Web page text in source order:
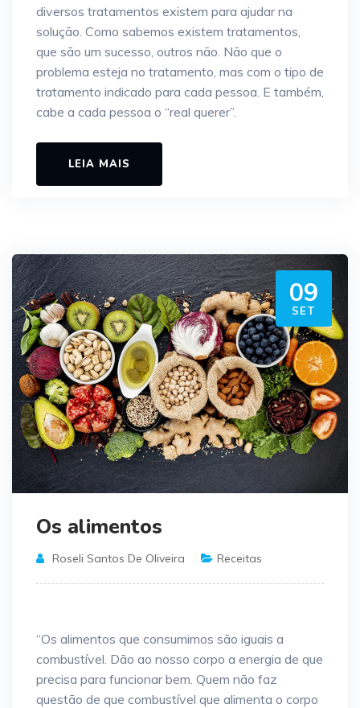
diversos tratamentos existem para ajudar na
solução. Como sabemos existem tratamentos,
que são um sucesso, outros não. Não que o
problema esteja no tratamento, mas com o tipo de
tratamento indicado para cada pessoa. E também,
cabe a cada pessoa o “real querer”.
LEIA MAIS
09
SET
Os alimentos
Roseli Santos De Oliveira Receitas
“Os alimentos que consumimos são iguais a
combustível. Dão ao nosso corpo a energia de que
precisa para funcionar bem. Quem não faz
questão de que combustível que alimenta o corpo